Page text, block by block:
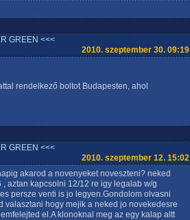
GREEN <<<
2010. szeptember 30. 09:19
rendelkező boltot Budapesten, ahol
GREEN <<<
2010. szeptember 12. 15:02
akarod a novenyeket noveszteni? neked
aztan kapcsolni 12/12 re igy legalab w/g
persze venti is jo legyen.Gondolom olvasni
hogy mejik a neked jo novekedesre
el.A klonoknal meg az egy kalap altt